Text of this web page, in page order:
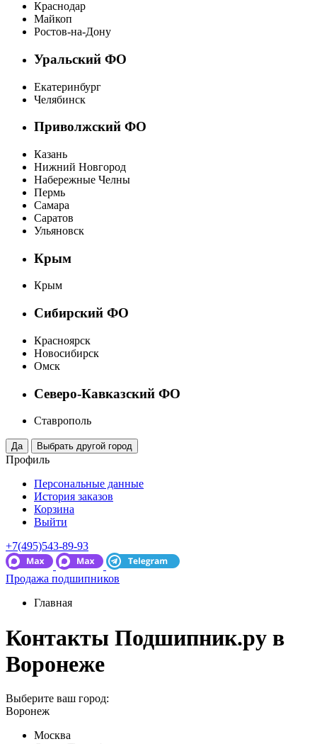
Краснодар
Майкоп
Ростов-на-Дону
Уральский ФО
Екатеринбург
Челябинск
Приволжский ФО
Казань
Нижний Новгород
Набережные Челны
Пермь
Самара
Саратов
Ульяновск
Крым
Крым
Сибирский ФО
Красноярск
Новосибирск
Омск
Северо-Кавказский ФО
Ставрополь
Профиль
Персональные данные
История заказов
Корзина
Выйти
+7(495)543-89-93
Продажа подшипников
Главная
Контакты Подшипник.ру в
Воронеже
Выберите ваш город:
Воронеж
Москва